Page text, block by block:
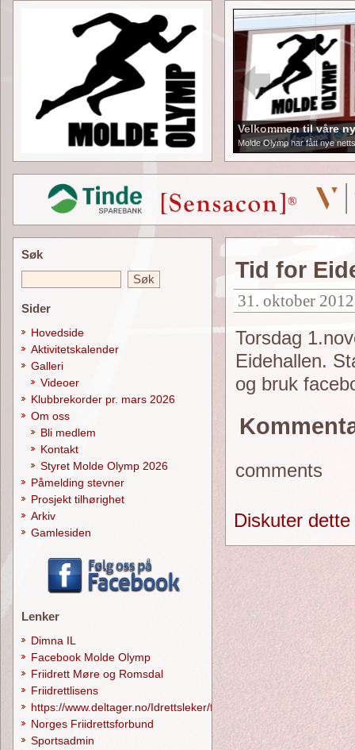
Velkommen til våre
Molde Olymp har fått nye
Tid for
31. oktober
Torsdag
Eidehallen.
og bruk
comments
Diskuter
Søk
Sider
Hovedside
Aktivitetskalender
Galleri
Videoer
Klubbrekorder pr. mars 2026
Om oss
Bli medlem
Kontakt
Styret Molde Olymp 2026
Påmelding stevner
Prosjekt tilhørighet
Arkiv
Gamlesiden
Lenker
Dimna IL
Facebook Molde Olymp
Friidrett Møre og Romsdal
Friidrettlisens
https://www.deltager.no/Idrettsleker/forside
Norges Friidrettsforbund
Sportsadmin